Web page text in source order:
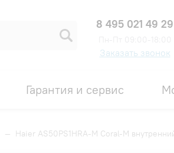
8 495 021 49 29
Заказать звонок
Гарантия и сервис
— Haier AS50PS1HRA-M Coral-M